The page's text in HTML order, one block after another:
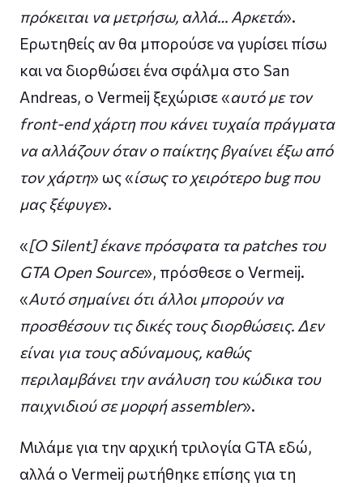
πρόκειται να μετρήσω, αλλά… Αρκετά».
Ερωτηθείς αν θα μπορούσε να γυρίσει πίσω
και να διορθώσει ένα σφάλμα στο San
Andreas, ο Vermeij ξεχώρισε «αυτό με τον
front-end χάρτη που κάνει τυχαία πράγματα
να αλλάζουν όταν ο παίκτης βγαίνει έξω από
τον χάρτη» ως «ίσως το χειρότερο bug που
μας ξέφυγε».
«[Ο Silent] έκανε πρόσφατα τα patches του
GTA Open Source», πρόσθεσε ο Vermeij.
«Αυτό σημαίνει ότι άλλοι μπορούν να
προσθέσουν τις δικές τους διορθώσεις. Δεν
είναι για τους αδύναμους, καθώς
περιλαμβάνει την ανάλυση του κώδικα του
παιχνιδιού σε μορφή assembler».
Μιλάμε για την αρχική τριλογία GTA εδώ,
αλλά ο Vermeij ρωτήθηκε επίσης για τη